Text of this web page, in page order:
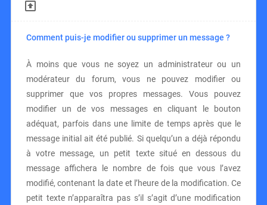
Comment puis-je modifier ou supprimer un message ?
À moins que vous ne soyez un administrateur ou un
modérateur du forum, vous ne pouvez modifier ou
supprimer que vos propres messages. Vous pouvez
modifier un de vos messages en cliquant le bouton
adéquat, parfois dans une limite de temps après que le
message initial ait été publié. Si quelqu’un a déjà répondu
à votre message, un petit texte situé en dessous du
message affichera le nombre de fois que vous l’avez
modifié, contenant la date et l’heure de la modification. Ce
petit texte n’apparaîtra pas s’il s’agit d’une modification